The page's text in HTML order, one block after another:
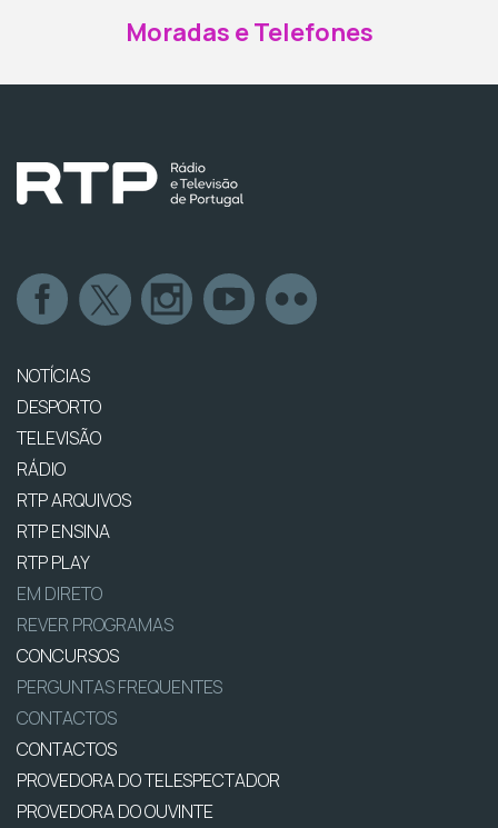
Moradas e Telefones
NOTÍCIAS
DESPORTO
TELEVISÃO
RÁDIO
RTP ARQUIVOS
RTP ENSINA
RTP PLAY
EM DIRETO
REVER PROGRAMAS
CONCURSOS
PERGUNTAS FREQUENTES
CONTACTOS
CONTACTOS
PROVEDORA DO TELESPECTADOR
PROVEDORA DO OUVINTE